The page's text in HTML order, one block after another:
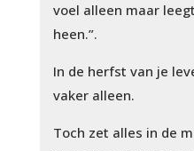
voel alleen maar
heen.”.
In de herfst van je
vaker alleen.
Toch zet alles in de